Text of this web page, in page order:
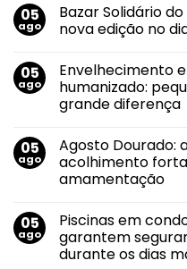
05
ago
Bazar Solidário
nova edição no
em
Bazar
Solidário
do
Grupo
Pela
Vida
tem
nova
edição
13
de
agosto
05
ago
Envelhecimento
humanizado:
grande diferença
em
Envelhecimento
e
cuidado
humanizado:
pequenas
atitudes
que
fazem
05
ago
Agosto Dourado:
acolhimento
amamentação
em
Agosto
Dourado:
apoio,
05
ago
Piscinas em
garantem
durante os dias